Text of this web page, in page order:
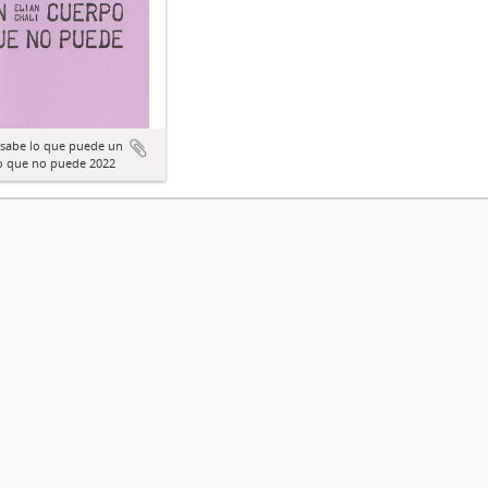
lo que puede un
que no puede 2022